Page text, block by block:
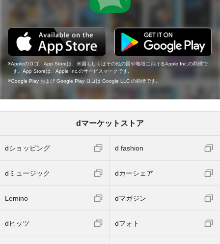
Appleのロゴ、App Storeは、米国もしくはその他の国や地域におけるApple Inc.の商標で
す。App Storeは、Apple Inc.のサービスマークです。
Google Play および Google Play ロゴは Google LLC の商標です。
dマーケットストア
dショッピング d fashion
dミュージック dカーシェア
Lemino dマガジン
dヒッツ dフォト